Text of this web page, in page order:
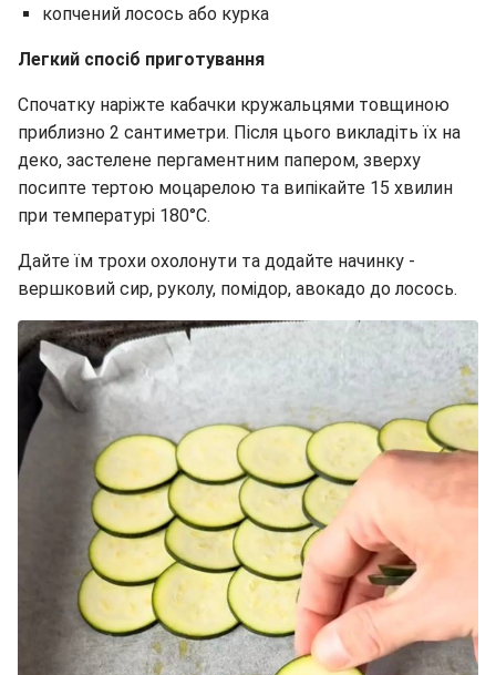
копчений лосось або курка
Легкий спосіб приготування
Спочатку наріжте кабачки кружальцями товщиною
приблизно 2 сантиметри. Після цього викладіть їх на
деко, застелене пергаментним папером, зверху
посипте тертою моцарелою та випікайте 15 хвилин
при температурі 180°C.
Дайте їм трохи охолонути та додайте начинку -
вершковий сир, руколу, помідор, авокадо до лосось.